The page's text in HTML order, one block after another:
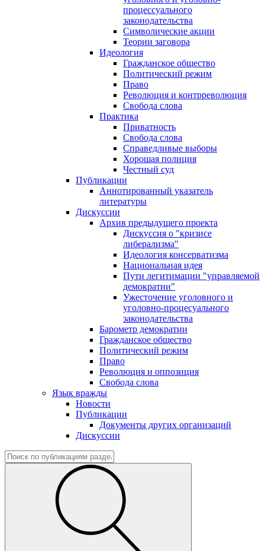
процессуального
законодательства
Символические акции
Теории заговора
Идеология
Гражданское общество
Политический режим
Право
Революция и контрреволюция
Свобода слова
Практика
Приватность
Свобода слова
Справедливые выборы
Хорошая полиция
Честный суд
Публикации
Аннотированный указатель
литературы
Дискуссии
Архив предыдущего проекта
Дискуссия о "кризисе
либерализма"
Идеология консерватизма
Национальная идея
Пути легитимации "управляемой
демократии"
Ужесточение уголовного и
уголовно-процесуального
законодательства
Барометр демократии
Гражданское общество
Политический режим
Право
Революция и оппозиция
Свобода слова
Язык вражды
Новости
Публикации
Документы других организаций
Дискуссии